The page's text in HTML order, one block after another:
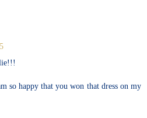
so happy that you won that dress on my